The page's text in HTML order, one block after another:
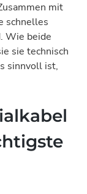
mit
schnelles
Wie beide
sie technisch
sinnvoll ist,